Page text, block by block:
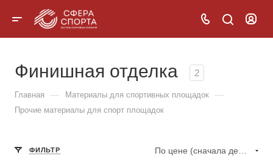
Финишная отделка 2
Главная — Материалы для спортивных площадок —
Прочие материалы для спорт площадок
ФИЛЬТР